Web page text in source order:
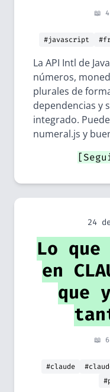
📖
#javascript
La API Intl de
números,
plurales de
dependencias y
integrado.
numeral.js y
24
Lo
en
que
📖
#claude